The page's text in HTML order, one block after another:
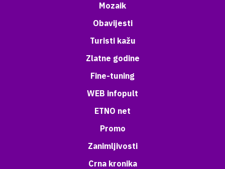
Mozaik
Obavijesti
Turisti kažu
Zlatne godine
Fine-tuning
WEB infopult
ETNO net
Promo
Zanimljivosti
Crna kronika